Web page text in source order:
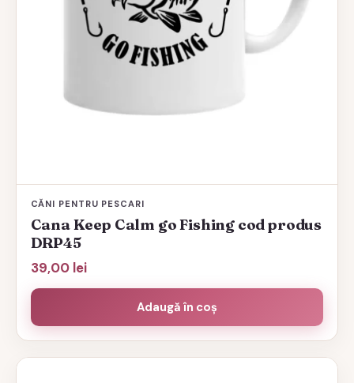
CĂNI PENTRU PESCARI
Cana Keep Calm go Fishing cod produs
DRP45
39,00 lei
Adaugă în coș